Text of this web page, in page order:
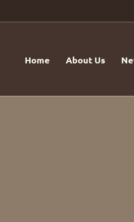
Home About Us